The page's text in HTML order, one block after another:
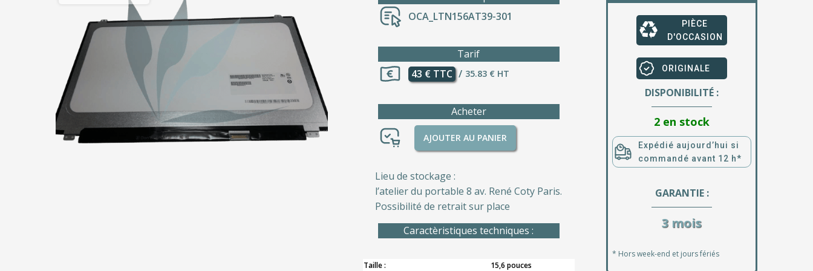
OCA_LTN156AT39-301
Tarif
43 € TTC / 35.83 € HT
Acheter
AJOUTER AU PANIER
Lieu de stockage :
l’atelier du portable 8 av. René Coty Paris.
Possibilité de retrait sur place
Caractèristiques techniques :
Taille : 15,6 pouces
PIÈCE
D'OCCASION
ORIGINALE
DISPONIBILITÉ :
2 en stock
Expédié aujourd’hui si
commandé avant 12 h*
GARANTIE :
3 mois
* Hors week-end et jours fériés